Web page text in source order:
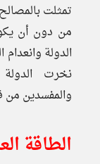
تمثلت
من دون أن
الدولة
نخرت
والمفسدين من
الطاقة